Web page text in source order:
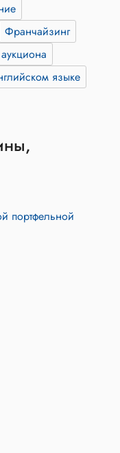
Франчайзинг
языке
портфельной